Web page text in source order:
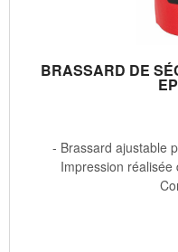
BRASSARD DE
- Brassard ajustable
Impression